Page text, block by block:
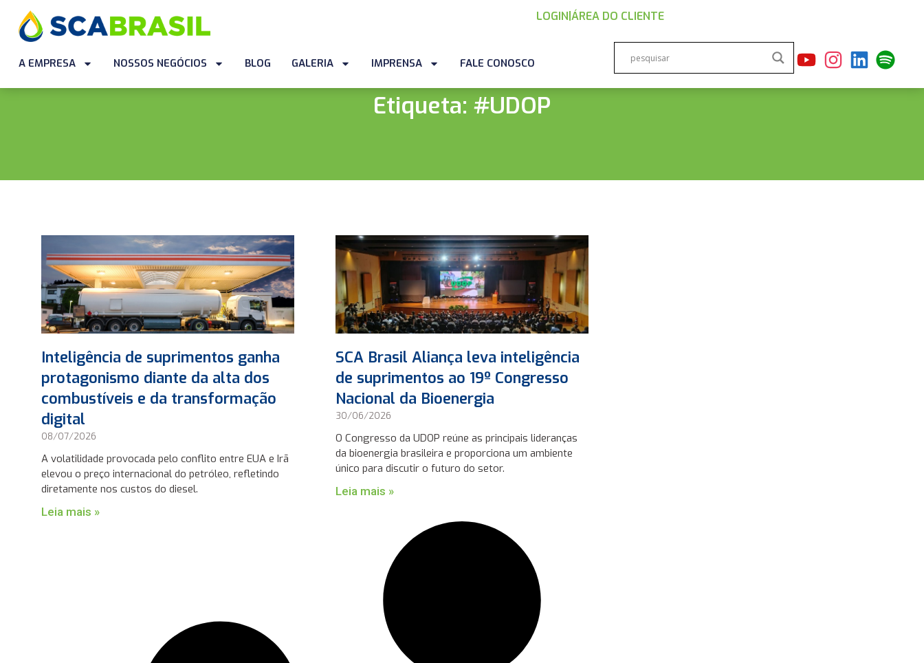
LOGIN |ÁREA DO CLIENTE
A EMPRESA NOSSOS NEGÓCIOS BLOG GALERIA IMPRENSA FALE CONOSCO
Etiqueta: #UDOP
Inteligência de suprimentos ganha
protagonismo diante da alta dos
combustíveis e da transformação
digital
08/07/2026
A volatilidade provocada pelo conflito entre EUA e Irã
elevou o preço internacional do petróleo, refletindo
diretamente nos custos do diesel.
Leia mais »
SCA Brasil Aliança leva inteligência
de suprimentos ao 19º Congresso
Nacional da Bioenergia
30/06/2026
O Congresso da UDOP reúne as principais lideranças
da bioenergia brasileira e proporciona um ambiente
único para discutir o futuro do setor.
Leia mais »